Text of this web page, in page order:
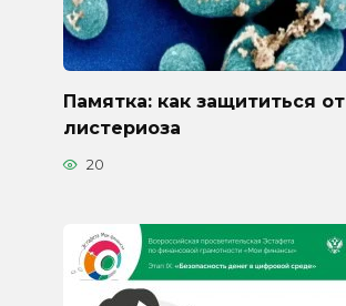
Памятка: как защититься от
листериоза
20